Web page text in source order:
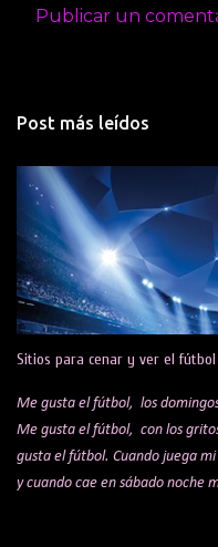
e
n
t
a
r
i
o
s
Publicar un
Post más leídos
Sitios para cenar y ver el fútbol
Me gusta el fútbol, los
Me gusta el fútbol, con los
gusta el fútbol. Cuando juega
y cuando cae en sábado noche